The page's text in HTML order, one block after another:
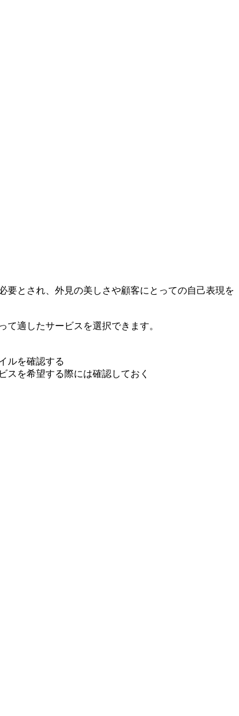
要とされ、外見の美しさや顧客にとっての自己表現を
適したサービスを選択できます。
ルを確認する
を希望する際には確認しておく